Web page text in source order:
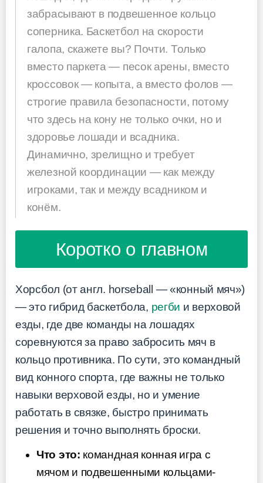
забрасывают в подвешенное кольцо
соперника. Баскетбол на скорости
галопа, скажете вы? Почти. Только
вместо паркета — песок арены, вместо
кроссовок — копыта, а вместо фолов —
строгие правила безопасности, потому
что здесь на кону не только очки, но и
здоровье лошади и всадника.
Динамично, зрелищно и требует
железной координации — как между
игроками, так и между всадником и
конём.
Коротко о главном
Хорсбол (от англ. horseball — «конный мяч»)
— это гибрид баскетбола, регби и верховой
езды, где две команды на лошадях
соревнуются за право забросить мяч в
кольцо противника. По сути, это командный
вид конного спорта, где важны не только
навыки верховой езды, но и умение
работать в связке, быстро принимать
решения и точно выполнять броски.
Что это: командная конная игра с
мячом и подвешенными кольцами-